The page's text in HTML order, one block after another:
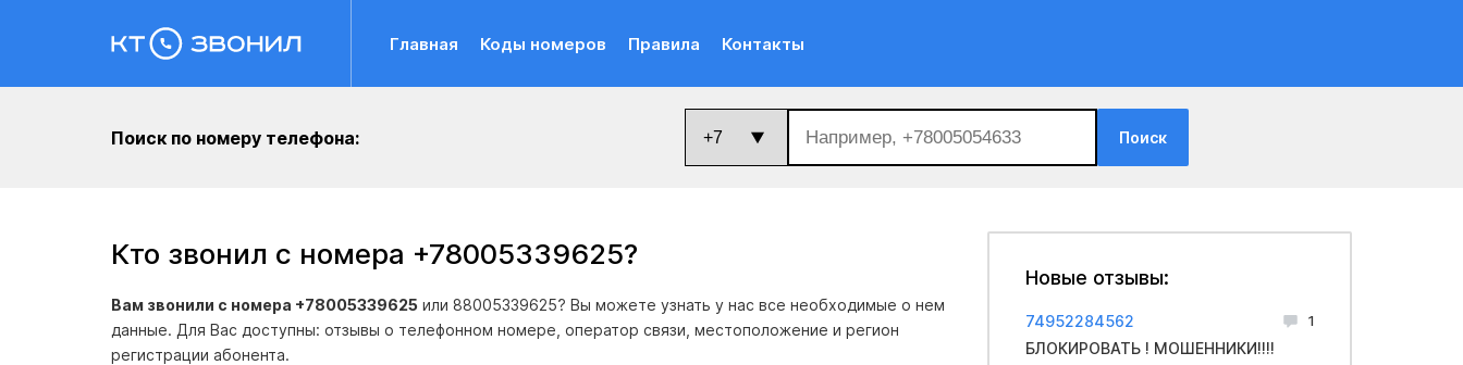
Главная Коды номеров Правила Контакты
Поиск по номеру телефона: Поиск
Кто звонил с номера +78005339625?
Вам звонили с номера +78005339625 или 88005339625? Вы можете узнать у нас все необходимые о нем
данные. Для Вас доступны: отзывы о телефонном номере, оператор связи, местоположение и регион
регистрации абонента.
Новые отзывы:
74952284562 1
БЛОКИРОВАТЬ ! МОШЕННИКИ!!!!